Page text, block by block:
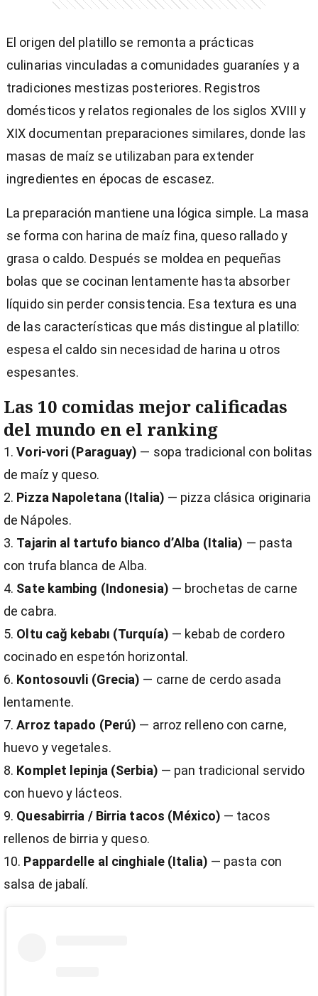
El origen del platillo se remonta a prácticas
culinarias vinculadas a comunidades guaraníes y a
tradiciones mestizas posteriores. Registros
domésticos y relatos regionales de los siglos XVIII y
XIX documentan preparaciones similares, donde las
masas de maíz se utilizaban para extender
ingredientes en épocas de escasez.
La preparación mantiene una lógica simple. La masa
se forma con harina de maíz fina, queso rallado y
grasa o caldo. Después se moldea en pequeñas
bolas que se cocinan lentamente hasta absorber
líquido sin perder consistencia. Esa textura es una
de las características que más distingue al platillo:
espesa el caldo sin necesidad de harina u otros
espesantes.
Las 10 comidas mejor calificadas
del mundo en el ranking
Vori-vori (Paraguay) — sopa tradicional con bolitas
de maíz y queso.
Pizza Napoletana (Italia) — pizza clásica originaria
de Nápoles.
Tajarin al tartufo bianco d’Alba (Italia) — pasta
con trufa blanca de Alba.
Sate kambing (Indonesia) — brochetas de carne
de cabra.
Oltu cağ kebabı (Turquía) — kebab de cordero
cocinado en espetón horizontal.
Kontosouvli (Grecia) — carne de cerdo asada
lentamente.
Arroz tapado (Perú) — arroz relleno con carne,
huevo y vegetales.
Komplet lepinja (Serbia) — pan tradicional servido
con huevo y lácteos.
Quesabirria / Birria tacos (México) — tacos
rellenos de birria y queso.
Pappardelle al cinghiale (Italia) — pasta con
salsa de jabalí.